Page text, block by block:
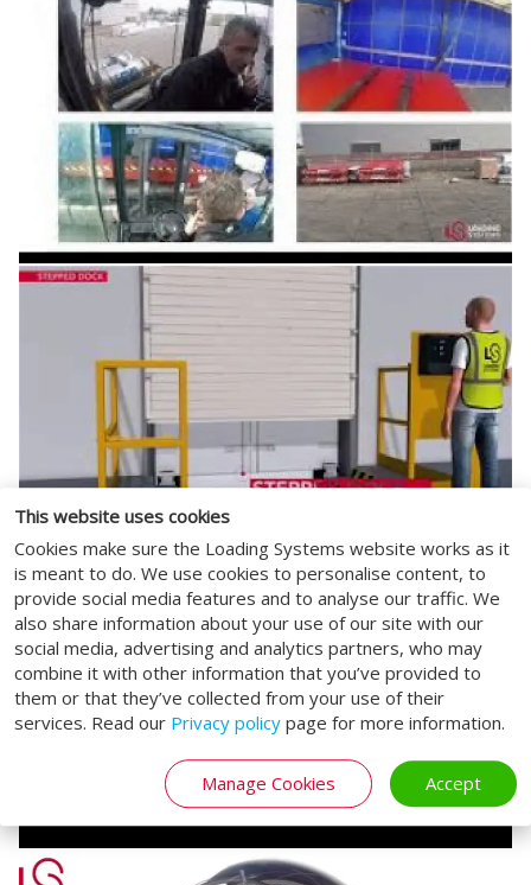
This website uses cookies
Cookies make sure the Loading Systems website works as it
is meant to do. We use cookies to personalise content, to
provide social media features and to analyse our traffic. We
also share information about your use of our site with our
social media, advertising and analytics partners, who may
combine it with other information that you’ve provided to
them or that they’ve collected from your use of their
services. Read our Privacy policy page for more information.
Manage Cookies Accept